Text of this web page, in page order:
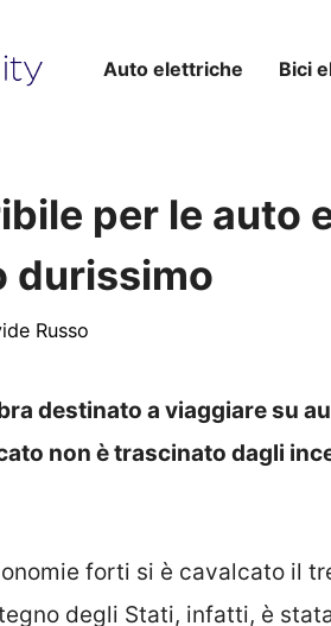
Auto elettriche Bici
per le auto
durissimo
Russo
destinato a viaggiare su
non è trascinato dagli
forti si è cavalcato il
degli Stati, infatti, è